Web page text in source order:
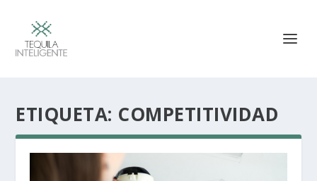
ETIQUETA: COMPETITIVIDAD